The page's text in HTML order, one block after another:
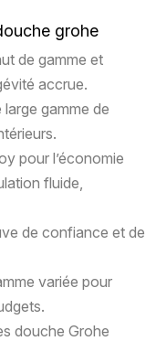
grohe
de gamme et
accrue.
large gamme de
pour l’économie
fluide,
de confiance et de
variée pour
douche Grohe